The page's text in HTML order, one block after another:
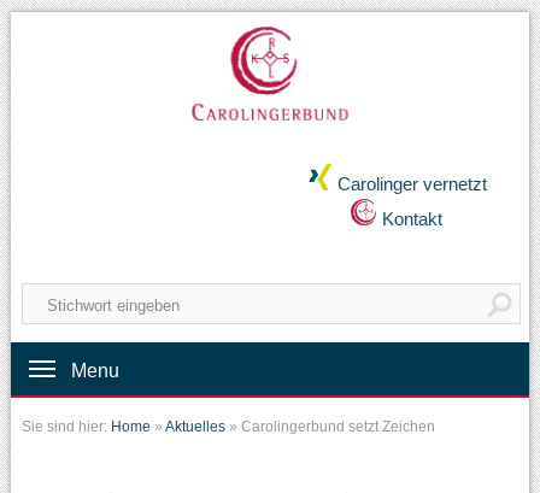
Carolinger vernetzt
Kontakt
Menu
Sie sind hier: Home » Aktuelles» Carolingerbund setzt Zeichen